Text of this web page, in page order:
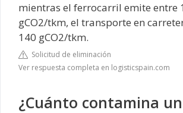
mientras el ferrocarril emite entre
gCO2/tkm, el transporte en
140 gCO2/tkm.
Solicitud de eliminación
Ver respuesta completa en logisticspain.com
¿Cuánto contamina